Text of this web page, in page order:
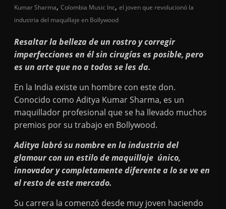
Kumar Sharma,Colombia Music Inc,el joven que revolucionó la
industria del maquillaje en Bollywood
Resaltar la belleza de un rostro y corregir
imperfecciones en él sin cirugías es posible, pero
es un arte que no a todos se les da.
En la India existe un hombre con este don.
Conocido como Aditya Kumar Sharma, es un
maquillador profesional que se ha llevado muchos
premios por su trabajo en Bollywood.
Aditya labró su nombre en la industria del
glamour con un estilo de maquillaje único,
innovador y completamente diferente a lo se ve en
el resto de este mercado.
Su carrera la comenzó desde muy joven haciendo